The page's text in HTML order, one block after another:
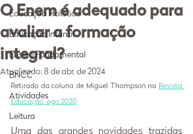
Educação Holística
Educação Infantil
Ensino Fundamental
BNCC
Atividades
Leitura
O Enem é adequado para
avaliar a formação
integral?
Atualizado: 8 de abr. de 2024
Retirado da coluna de Miguel Thompson na Revista
Educação, ago 2020
Uma das grandes novidades trazidas